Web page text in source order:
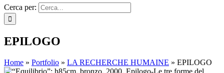
Cerca per:
EPILOGO
Home » Portfolio » LA RECHERCHE HUMAINE » EPILOGO